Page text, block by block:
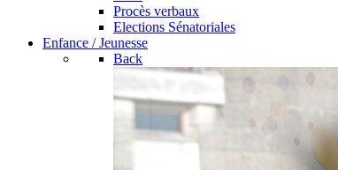
Procès verbaux
Elections Sénatoriales
Enfance / Jeunesse
Back